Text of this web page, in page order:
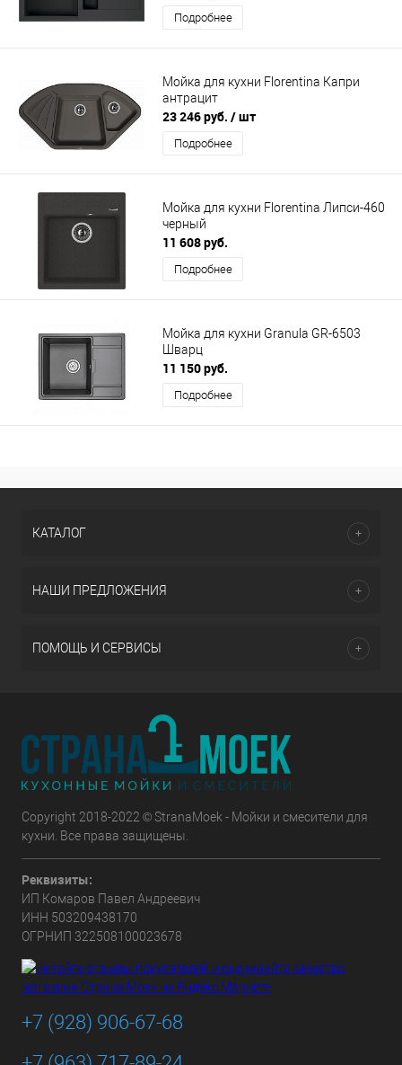
Подробнее
Мойка для кухни Florentina Капри
антрацит
23 246 руб. / шт
Подробнее
Мойка для кухни Florentina Липси-460
черный
11 608 руб.
Подробнее
Мойка для кухни Granula GR-6503
Шварц
11 150 руб.
Подробнее
КАТАЛОГ
НАШИ ПРЕДЛОЖЕНИЯ
ПОМОЩЬ И СЕРВИСЫ
Copyright 2018-2022 © StranaMoek - Мойки и смесители для
кухни. Все права защищены.
Реквизиты:
ИП Комаров Павел Андреевич
ИНН 503209438170
ОГРНИП 322508100023678
+7 (928) 906-67-68